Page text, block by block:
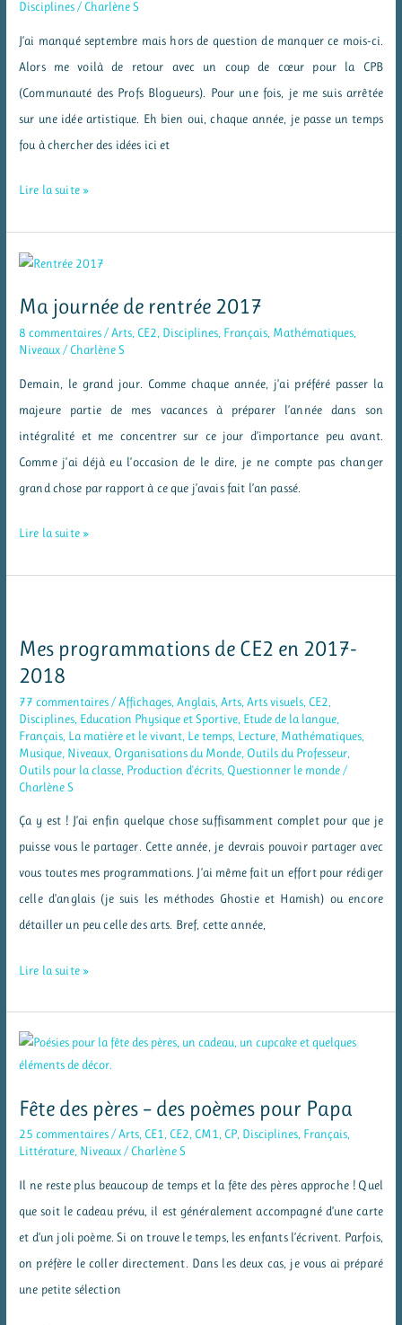
Disciplines / Charlène S
J’ai manqué septembre mais hors de question de manquer ce mois-ci.
Alors me voilà de retour avec un coup de cœur pour la CPB
(Communauté des Profs Blogueurs). Pour une fois, je me suis arrêtée
sur une idée artistique. Eh bien oui, chaque année, je passe un temps
fou à chercher des idées ici et
Mon
cœur
le
Lire la suite »
Ma journée de rentrée 2017
8 commentaires /Arts CE2 Disciplines Français Mathématiques
Niveaux / Charlène S
Demain, le grand jour. Comme chaque année, j’ai préféré passer la
majeure partie de mes vacances à préparer l’année dans son
intégralité et me concentrer sur ce jour d’importance peu avant.
Comme j’ai déjà eu l’occasion de le dire, je ne compte pas changer
grand chose par rapport à ce que j’avais fait l’an passé.
Ma
Lire la suite »
Mes programmations de CE2 en 2017-
2018
77 commentaires /Affichages ,Anglais ,Arts ,Arts visuels CE2
Disciplines Education Physique et Sportive Etude de la langue
Français La matière et le vivant Le temps Lecture Mathématiques
Musique Niveaux Organisations du Monde Outils du Professeur
Outils pour la classe Production d'écrits Questionner le monde /
Charlène S
Ça y est ! J’ai enfin quelque chose suffisamment complet pour que je
puisse vous le partager. Cette année, je devrais pouvoir partager avec
vous toutes mes programmations. J’ai même fait un effort pour rédiger
celle d’anglais (je suis les méthodes Ghostie et Hamish) ou encore
détailler un peu celle des arts. Bref, cette année,
Mes
CE2
en
2017-
Lire la suite »
Fête des pères – des poèmes pour Papa
25 commentaires/Arts, CE1, CE2, CM1, CP, Disciplines, Français,
Littérature, Niveaux/ Charlène S
Il ne reste plus beaucoup de temps et la fête des pères approche ! Quel
que soit le cadeau prévu, il est généralement accompagné d’une carte
et d’un joli poème. Si on trouve le temps, les enfants l’écrivent. Parfois,
on préfère le coller directement. Dans les deux cas, je vous ai préparé
une petite sélection